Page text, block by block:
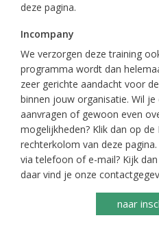
deze pagina.
Incompany
We verzorgen deze training
programma wordt dan
zeer gerichte aandacht voor
binnen jouw organisatie. Wil
aanvragen of gewoon even
mogelijkheden? Klik dan op
rechterkolom van deze
via telefoon of e-mail? Kijk
daar vind je onze
naar